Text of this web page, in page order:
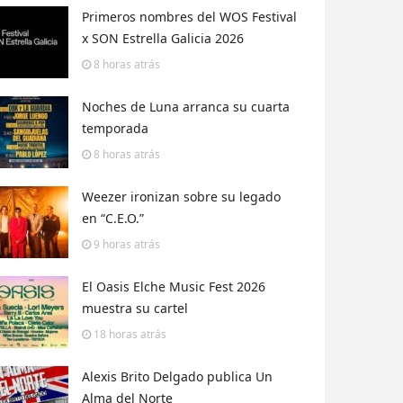
Primeros nombres del WOS Festival
x SON Estrella Galicia 2026
8 horas atrás
Noches de Luna arranca su cuarta
temporada
8 horas atrás
Weezer ironizan sobre su legado
en “C.E.O.”
9 horas atrás
El Oasis Elche Music Fest 2026
muestra su cartel
18 horas atrás
Alexis Brito Delgado publica Un
Alma del Norte